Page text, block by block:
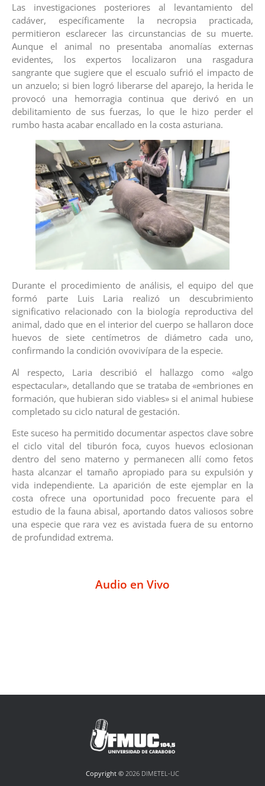
Las investigaciones posteriores al levantamiento del
cadáver, específicamente la necropsia practicada,
permitieron esclarecer las circunstancias de su muerte.
Aunque el animal no presentaba anomalías externas
evidentes, los expertos localizaron una rasgadura
sangrante que sugiere que el escualo sufrió el impacto de
un anzuelo; si bien logró liberarse del aparejo, la herida le
provocó una hemorragia continua que derivó en un
debilitamiento de sus fuerzas, lo que le hizo perder el
rumbo hasta acabar encallado en la costa asturiana.
Durante el procedimiento de análisis, el equipo del que
formó parte Luis Laria realizó un descubrimiento
significativo relacionado con la biología reproductiva del
animal, dado que en el interior del cuerpo se hallaron doce
huevos de siete centímetros de diámetro cada uno,
confirmando la condición ovovivípara de la especie.
Al respecto, Laria describió el hallazgo como «algo
espectacular», detallando que se trataba de «embriones en
formación, que hubieran sido viables» si el animal hubiese
completado su ciclo natural de gestación.
Este suceso ha permitido documentar aspectos clave sobre
el ciclo vital del tiburón foca, cuyos huevos eclosionan
dentro del seno materno y permanecen allí como fetos
hasta alcanzar el tamaño apropiado para su expulsión y
vida independiente. La aparición de este ejemplar en la
costa ofrece una oportunidad poco frecuente para el
estudio de la fauna abisal, aportando datos valiosos sobre
una especie que rara vez es avistada fuera de su entorno
de profundidad extrema.
Audio en Vivo
Copyright © 2026 DIMETEL-UC